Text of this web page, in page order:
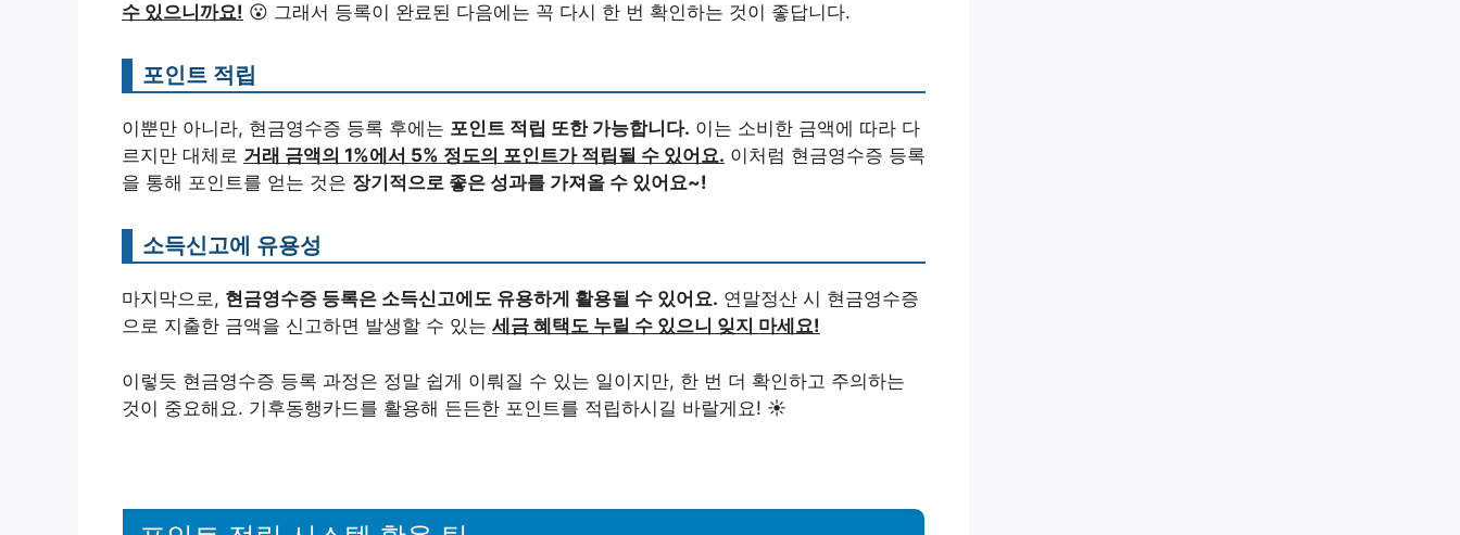
수 있으니까요! 😮 그래서 등록이 완료된 다음에는 꼭 다시 한 번 확인하는 것이 좋답니다.
포인트 적립
이뿐만 아니라, 현금영수증 등록 후에는 포인트 적립 또한 가능합니다. 이는 소비한 금액에 따라 다
르지만 대체로 거래 금액의 1%에서 5% 정도의 포인트가 적립될 수 있어요. 이처럼 현금영수증 등록
을 통해 포인트를 얻는 것은 장기적으로 좋은 성과를 가져올 수 있어요~!
소득신고에 유용성
마지막으로, 현금영수증 등록은 소득신고에도 유용하게 활용될 수 있어요. 연말정산 시 현금영수증
으로 지출한 금액을 신고하면 발생할 수 있는 세금 혜택도 누릴 수 있으니 잊지 마세요!
이렇듯 현금영수증 등록 과정은 정말 쉽게 이뤄질 수 있는 일이지만, 한 번 더 확인하고 주의하는
것이 중요해요. 기후동행카드를 활용해 든든한 포인트를 적립하시길 바랄게요! ☀️